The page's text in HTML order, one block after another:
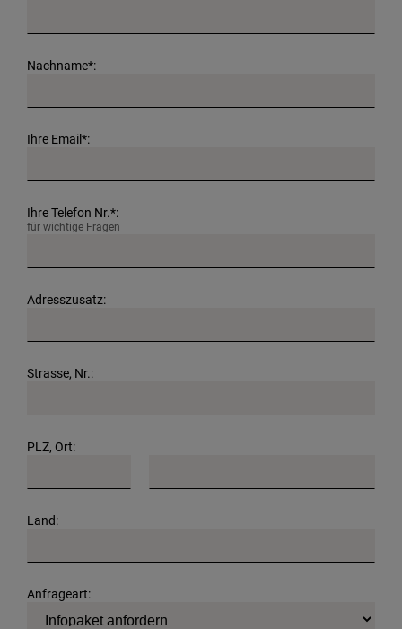
Nachname*:
Ihre Email*:
Ihre Telefon Nr.*:
für wichtige Fragen
Adresszusatz:
Strasse, Nr.:
PLZ, Ort:
Land:
Anfrageart: